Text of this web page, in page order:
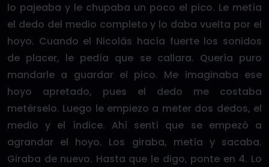
lo pajeaba y le chupaba un poco el pico. Le metía
el dedo del medio completo y lo daba vuelta por el
hoyo. Cuando el Nicolás hacía fuerte los sonidos
de placer, le pedía que se callara. Quería puro
mandarle a guardar el pico. Me imaginaba ese
hoyo apretado, pues el dedo me costaba
metérselo. Luego le empiezo a meter dos dedos, el
medio y el índice. Ahí sentí que se empezó a
agrandar el hoyo. Los giraba, metía y sacaba.
Giraba de nuevo. Hasta que le digo, ponte en 4. Lo